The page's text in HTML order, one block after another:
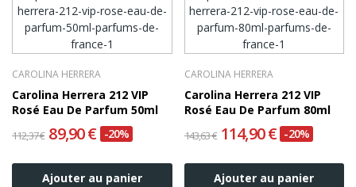
CAROLINA HERRERA
Carolina Herrera 212 VIP
Rosé Eau De Parfum 50ml
112,37 € 89,90 € -20%
Ajouter au panier
CAROLINA HERRERA
Carolina Herrera 212 VIP
Rosé Eau De Parfum 80ml
143,63 € 114,90 € -20%
Ajouter au panier